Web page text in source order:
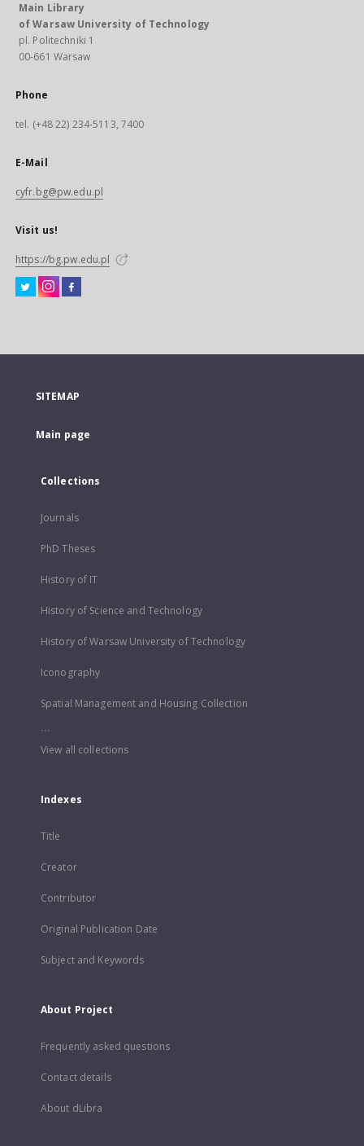
Main Library
of Warsaw University of Technology
pl. Politechniki 1
00-661 Warsaw
Phone
tel. (+48 22) 234-5113, 7400
E-Mail
cyfr.bg@pw.edu.pl
Visit us!
https://bg.pw.edu.pl
SITEMAP
Main page
Collections
Journals
PhD Theses
History of IT
History of Science and Technology
History of Warsaw University of Technology
Iconography
Spatial Management and Housing Collection
...
View all collections
Indexes
Title
Creator
Contributor
Original Publication Date
Subject and Keywords
About Project
Frequently asked questions
Contact details
About dLibra